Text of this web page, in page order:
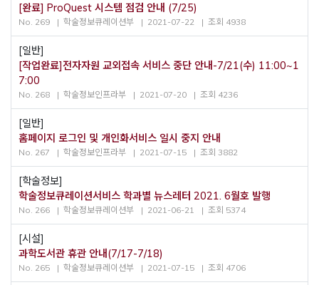
[완료] ProQuest 시스템 점검 안내 (7/25)
No. 269 학술정보큐레이션부 2021-07-22 조회 4938
[일반]
[작업완료]전자자원 교외접속 서비스 중단 안내-7/21(수) 11:00~1
7:00
No. 268 학술정보인프라부 2021-07-20 조회 4236
[일반]
홈페이지 로그인 및 개인화서비스 일시 중지 안내
No. 267 학술정보인프라부 2021-07-15 조회 3882
[학술정보]
학술정보큐레이션서비스 학과별 뉴스레터 2021. 6월호 발행
No. 266 학술정보큐레이션부 2021-06-21 조회 5374
[시설]
과학도서관 휴관 안내(7/17-7/18)
No. 265 학술정보큐레이션부 2021-07-15 조회 4706